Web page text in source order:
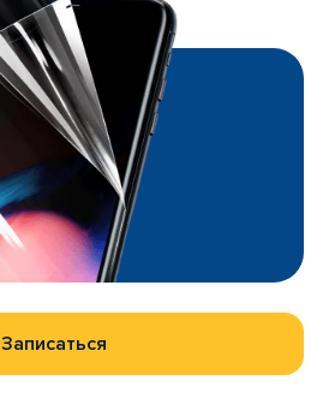
Записаться